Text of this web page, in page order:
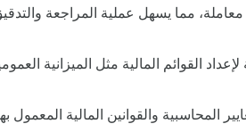
مما يسهل عملية المراجعة
القوائم المالية مثل الميزانية
المحاسبية والقوانين المالية المعمول